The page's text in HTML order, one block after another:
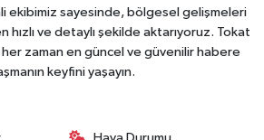
ekibimiz sayesinde, bölgesel gelişmeleri
hızlı ve detaylı şekilde aktarıyoruz. Tokat
zaman en güncel ve güvenilir habere
keyfini yaşayın.